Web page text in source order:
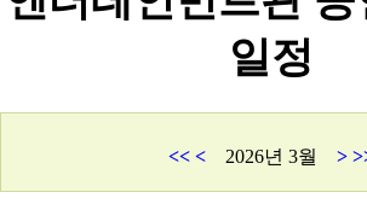
일정
<< < 2026년 3월 >